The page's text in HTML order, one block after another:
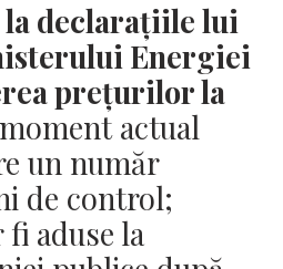
la declarațiile lui
Energiei
prețurilor la
actual
un număr
de control;
fi aduse la